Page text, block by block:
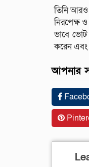
তিনি আরও
নিরপেক্ষ ও
ভাবে ভোট
করেন এবং
আপনার